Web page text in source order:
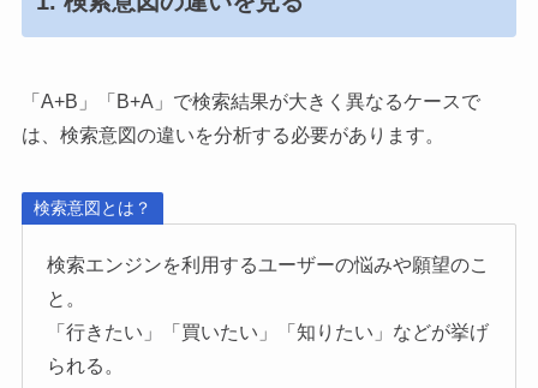
「A+B」「B+A」で検索結果が大きく異なるケースで
は、検索意図の違いを分析する必要があります。
検索意図とは？
検索エンジンを利用するユーザーの悩みや願望のこ
と。
「行きたい」「買いたい」「知りたい」などが挙げ
られる。